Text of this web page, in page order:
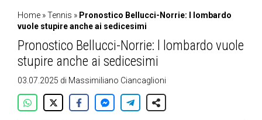
Home »Tennis » Pronostico Bellucci-Norrie: l lombardo
vuole stupire anche ai sedicesimi
Pronostico Bellucci-Norrie: l lombardo vuole
stupire anche ai sedicesimi
03.07.2025 di Massimiliano Ciancaglioni